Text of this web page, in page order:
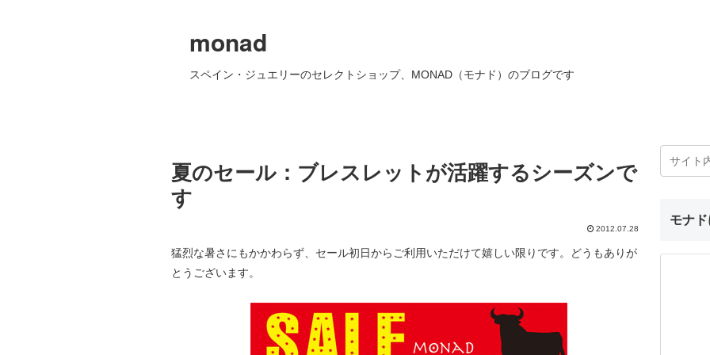
monad
スペイン・ジュエリーのセレクトショップ、MONAD（モナド）のブログです
夏のセール：ブレスレットが活躍するシーズンで
す
2012.07.28
猛烈な暑さにもかかわらず、セール初日からご利用いただけて嬉しい限りです。どうもありが
とうございます。
モナ